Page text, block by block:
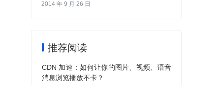
2014 年 9 月 26 日
推荐阅读
CDN 加速：如何让你的图片、视频、语音
消息浏览播放不卡？